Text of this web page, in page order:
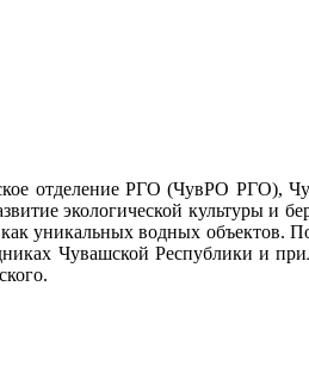
отделение РГО (ЧувРО
экологической культуры и
уникальных водных объектов.
Чувашской Республики